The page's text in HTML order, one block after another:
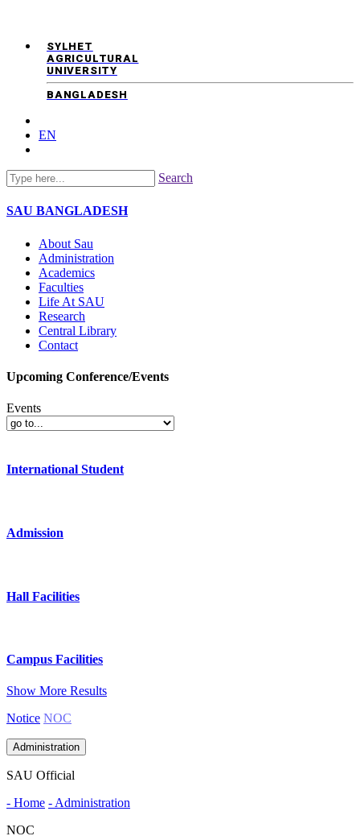
SYLHET
AGRICULTURAL
UNIVERSITY
BANGLADESH
EN
Search
SAU BANGLADESH
About Sau
Administration
Academics
Faculties
Life At SAU
Research
Central Library
Contact
Upcoming Conference/Events
Events
International Student
Admission
Hall Facilities
Campus Facilities
Show More Results
Notice NOC
Administration
SAU Official
- Home - Administration
NOC